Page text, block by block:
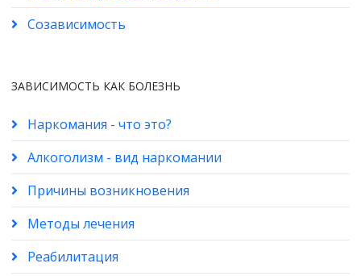
Созависимость
ЗАВИСИМОСТЬ КАК БОЛЕЗНЬ
Наркомания - что это?
Алкоголизм - вид наркомании
Причины возникновения
Методы лечения
Реабилитация